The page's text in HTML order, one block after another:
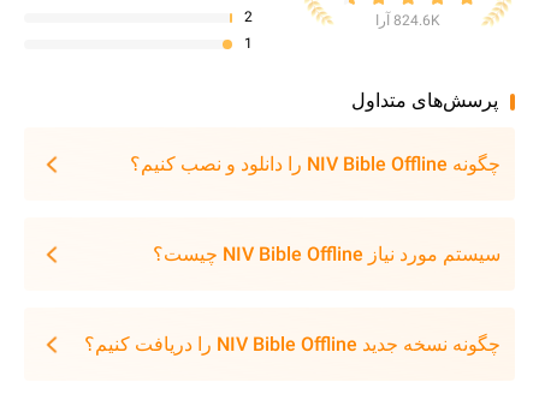
824.6K آرا
2
1
پرسش‌های متداول
چگونه NIV Bible Offline را دانلود و نصب کنیم؟
سیستم مورد نیاز NIV Bible Offline چیست؟
چگونه نسخه جدید NIV Bible Offline را دریافت کنیم؟